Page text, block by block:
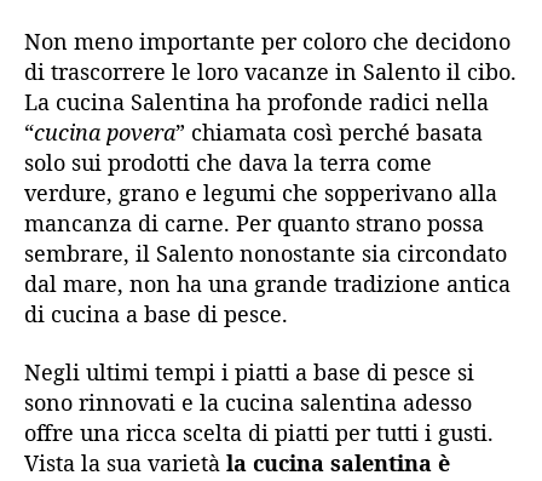
Non meno importante per coloro che decidono
di trascorrere le loro vacanze in Salento il cibo.
La cucina Salentina ha profonde radici nella
“cucina povera” chiamata così perché basata
solo sui prodotti che dava la terra come
verdure, grano e legumi che sopperivano alla
mancanza di carne. Per quanto strano possa
sembrare, il Salento nonostante sia circondato
dal mare, non ha una grande tradizione antica
di cucina a base di pesce.
Negli ultimi tempi i piatti a base di pesce si
sono rinnovati e la cucina salentina adesso
offre una ricca scelta di piatti per tutti i gusti.
Vista la sua varietà la cucina salentina è